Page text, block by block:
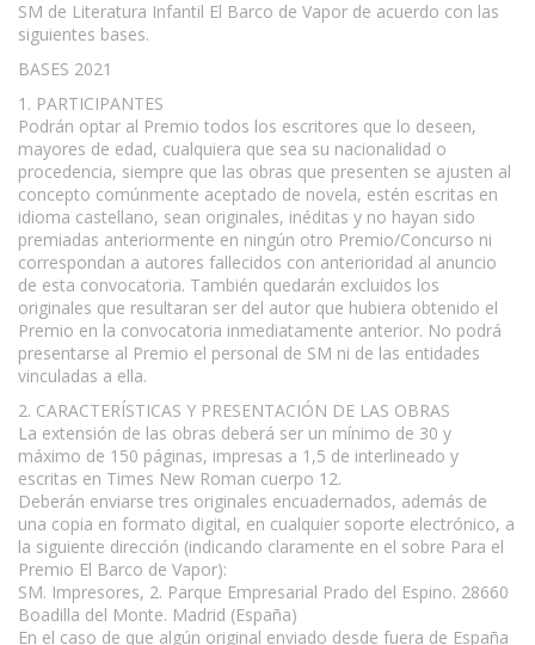
SM de Literatura Infantil El Barco de Vapor de acuerdo con las
siguientes bases.
BASES 2021
1. PARTICIPANTES
Podrán optar al Premio todos los escritores que lo deseen,
mayores de edad, cualquiera que sea su nacionalidad o
procedencia, siempre que las obras que presenten se ajusten al
concepto comúnmente aceptado de novela, estén escritas en
idioma castellano, sean originales, inéditas y no hayan sido
premiadas anteriormente en ningún otro Premio/Concurso ni
correspondan a autores fallecidos con anterioridad al anuncio
de esta convocatoria. También quedarán excluidos los
originales que resultaran ser del autor que hubiera obtenido el
Premio en la convocatoria inmediatamente anterior. No podrá
presentarse al Premio el personal de SM ni de las entidades
vinculadas a ella.
2. CARACTERÍSTICAS Y PRESENTACIÓN DE LAS OBRAS
La extensión de las obras deberá ser un mínimo de 30 y
máximo de 150 páginas, impresas a 1,5 de interlineado y
escritas en Times New Roman cuerpo 12.
Deberán enviarse tres originales encuadernados, además de
una copia en formato digital, en cualquier soporte electrónico, a
la siguiente dirección (indicando claramente en el sobre Para el
Premio El Barco de Vapor):
SM. Impresores, 2. Parque Empresarial Prado del Espino. 28660
Boadilla del Monte. Madrid (España)
En el caso de que algún original enviado desde fuera de España